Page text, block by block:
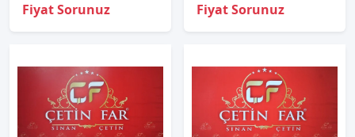
Fiyat Sorunuz Fiyat Sorunuz